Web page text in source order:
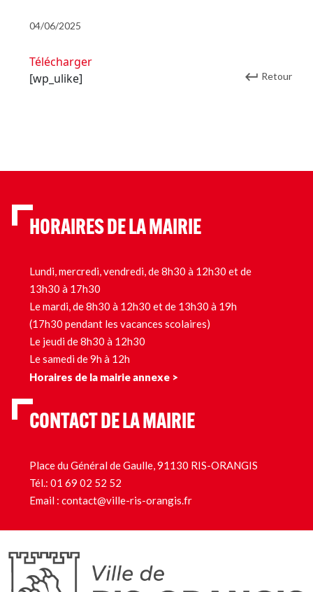
04/06/2025
Télécharger
[wp_ulike]
Retour
HORAIRES DE LA MAIRIE
Lundi, mercredi, vendredi, de 8h30 à 12h30 et de
13h30 à 17h30
Le mardi, de 8h30 à 12h30 et de 13h30 à 19h
(17h30 pendant les vacances scolaires)
Le jeudi de 8h30 à 12h30
Le samedi de 9h à 12h
Horaires de la mairie annexe >
CONTACT DE LA MAIRIE
Place du Général de Gaulle, 91130 RIS-ORANGIS
Tél.: 01 69 02 52 52
Email : contact@ville-ris-orangis.fr